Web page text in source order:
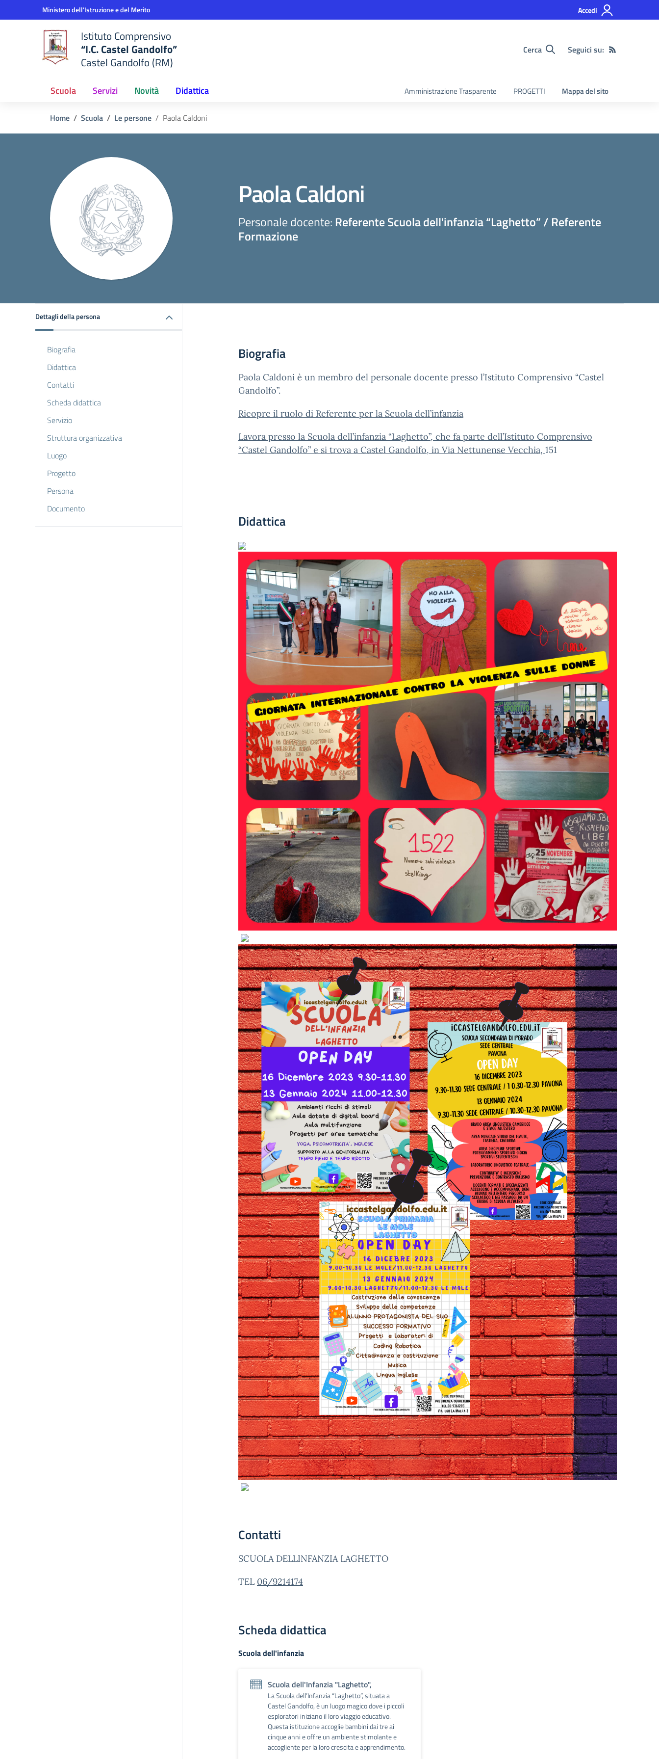
Vai ai contenuti
Vai al menu di navigazioneMinistero dell'Istruzione e del Merito Accedi
Istituto Comprensivo
“I.C. Castel Gandolfo”
Castel Gandolfo (RM)
Cerca Seguici su:
Scuola Servizi Novità Didattica Amministrazione Trasparente PROGETTI Mappa del sito
Home Scuola Le persone Paola Caldoni
Paola Caldoni
Personale docente: Referente Scuola dell'infanzia “Laghetto” / Referente
Formazione
Dettagli della persona
Biografia
Didattica
Contatti
Scheda didattica
Servizio
Struttura organizzativa
Luogo
Progetto
Persona
Documento
Biografia
Paola Caldoni è un membro del personale docente presso l’Istituto Comprensivo “Castel
Gandolfo”.
Ricopre il ruolo di Referente per la Scuola dell’infanzia
Lavora presso la Scuola dell’infanzia “Laghetto”, che fa parte dell’Istituto Comprensivo
“Castel Gandolfo” e si trova a Castel Gandolfo, in Via Nettunense Vecchia, 151
Didattica
Contatti
SCUOLA DELLINFANZIA LAGHETTO
TEL 06/9214174
Scheda didattica
Scuola dell'infanzia
Scuola dell'Infanzia "Laghetto",
La Scuola dell’Infanzia “Laghetto”, situata a
Castel Gandolfo, è un luogo magico dove i piccoli
esploratori iniziano il loro viaggio educativo.
Questa istituzione accoglie bambini dai tre ai
cinque anni e offre un ambiente stimolante e
accogliente per la loro crescita e apprendimento.